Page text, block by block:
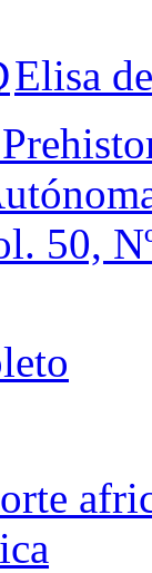
Elisa
50,